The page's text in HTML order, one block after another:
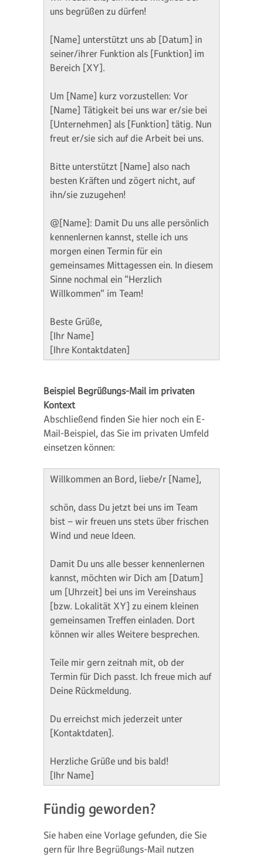
uns begrüßen zu dürfen!
[Name] unterstützt uns ab [Datum] in
seiner/ihrer Funktion als [Funktion] im
Bereich [XY].
Um [Name] kurz vorzustellen: Vor
[Name] Tätigkeit bei uns war er/sie bei
[Unternehmen] als [Funktion] tätig. Nun
freut er/sie sich auf die Arbeit bei uns.
Bitte unterstützt [Name] also nach
besten Kräften und zögert nicht, auf
ihn/sie zuzugehen!
@[Name]: Damit Du uns alle persönlich
kennenlernen kannst, stelle ich uns
morgen einen Termin für ein
gemeinsames Mittagessen ein. In diesem
Sinne nochmal ein "Herzlich
Willkommen" im Team!
Beste Grüße,
[Ihr Name]
[Ihre Kontaktdaten]
Beispiel Begrüßungs-Mail im privaten
Kontext
Abschließend finden Sie hier noch ein E-
Mail-Beispiel, das Sie im privaten Umfeld
einsetzen können:
Willkommen an Bord, liebe/r [Name],
schön, dass Du jetzt bei uns im Team
bist – wir freuen uns stets über frischen
Wind und neue Ideen.
Damit Du uns alle besser kennenlernen
kannst, möchten wir Dich am [Datum]
um [Uhrzeit] bei uns im Vereinshaus
[bzw. Lokalität XY] zu einem kleinen
gemeinsamen Treffen einladen. Dort
können wir alles Weitere besprechen.
Teile mir gern zeitnah mit, ob der
Termin für Dich passt. Ich freue mich auf
Deine Rückmeldung.
Du erreichst mich jederzeit unter
[Kontaktdaten].
Herzliche Grüße und bis bald!
[Ihr Name]
Fündig geworden?
Sie haben eine Vorlage gefunden, die Sie
gern für Ihre Begrüßungs-Mail nutzen